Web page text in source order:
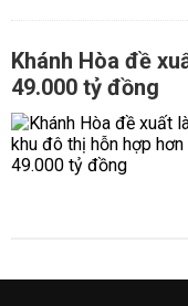
Khánh Hòa đề
49.000 tỷ đồng